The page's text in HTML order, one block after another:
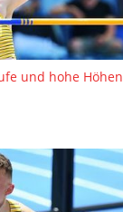
und hohe Höhen